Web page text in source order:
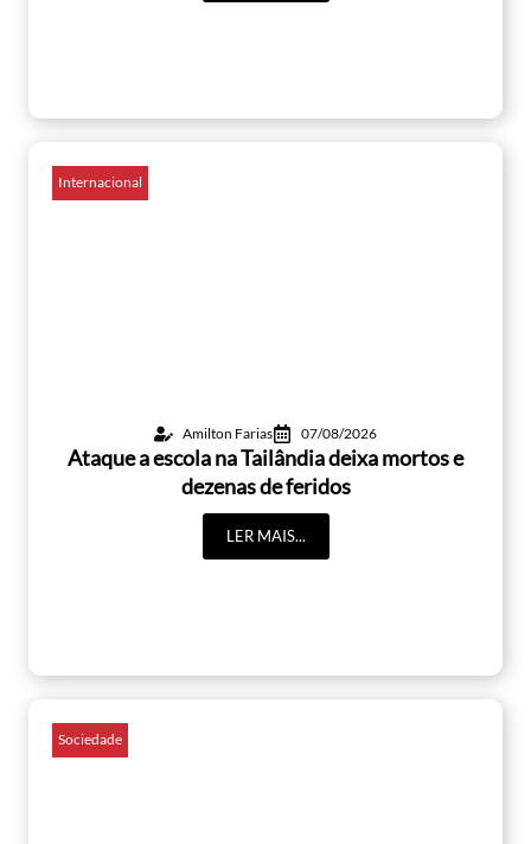
Internacional
Amilton Farias 07/08/2026
Ataque a escola na Tailândia deixa mortos e
dezenas de feridos
LER MAIS...
Sociedade